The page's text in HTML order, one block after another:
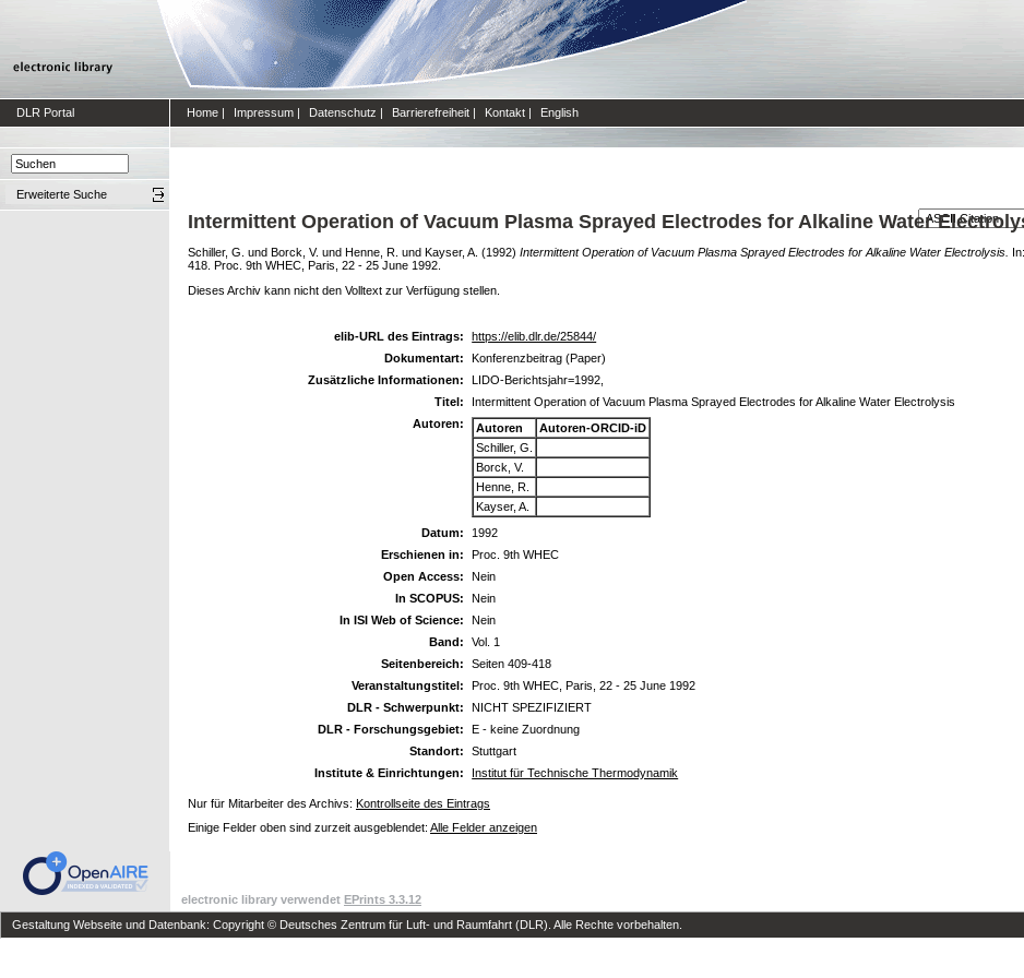
DLR Portal Home | Impressum | Datenschutz | Barrierefreiheit | Kontakt | English
Erweiterte Suche
Intermittent Operation of Vacuum Plasma Sprayed Electrodes for Alkaline Water
Schiller, G. und Borck, V. und Henne, R. und Kayser, A. (1992) Intermittent Operation of Vacuum Plasma Sprayed Electrodes for Alkaline Water Electrolysis.
418. Proc. 9th WHEC, Paris, 22 - 25 June 1992.
Dieses Archiv kann nicht den Volltext zur Verfügung stellen.
elib-URL des Eintrags:
https://elib.dlr.de/25844/
Dokumentart:
Konferenzbeitrag (Paper)
Zusätzliche Informationen:
LIDO-Berichtsjahr=1992,
Titel:
Intermittent Operation of Vacuum Plasma Sprayed Electrodes for Alkaline Water Electrolysis
Autoren:
Autoren
Autoren-ORCID-iD
Schiller, G.
Borck, V.
Henne, R.
Kayser, A.
Datum:
1992
Erschienen in:
Proc. 9th WHEC
Open Access:
Nein
In SCOPUS:
Nein
In ISI Web of Science:
Nein
Band:
Vol. 1
Seitenbereich:
Seiten 409-418
Veranstaltungstitel:
Proc. 9th WHEC, Paris, 22 - 25 June 1992
DLR - Schwerpunkt:
NICHT SPEZIFIZIERT
DLR - Forschungsgebiet:
E - keine Zuordnung
Standort:
Stuttgart
Institute & Einrichtungen:
Institut für Technische Thermodynamik
Nur für Mitarbeiter des Archivs: Kontrollseite des Eintrags
Einige Felder oben sind zurzeit ausgeblendet: Alle Felder anzeigen
electronic library verwendet EPrints 3.3.12
Gestaltung Webseite und Datenbank: Copyright © Deutsches Zentrum für Luft- und Raumfahrt (DLR). Alle Rechte vorbehalten.